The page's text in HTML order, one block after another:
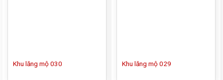
Khu lăng mộ 030 Khu lăng mộ 029